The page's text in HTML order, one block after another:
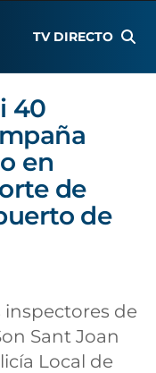
TV DIRECTO
40
en
de
de
inspectores de
Sant Joan
Local de